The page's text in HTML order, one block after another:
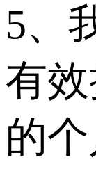
5、
有
的个